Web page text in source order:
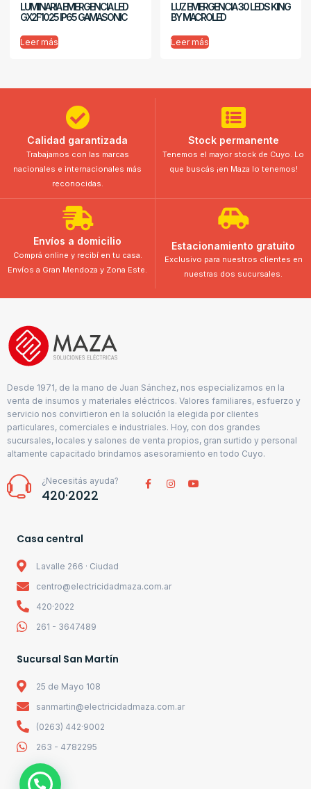
LUMINARIA EMERGENCIA LED
GX2F1025 IP65 GAMASONIC
Leer más
LUZ EMERGENCIA 30 LEDS KING
BY MACROLED
Leer más
Calidad garantizada
Trabajamos con las marcas
nacionales e internacionales más
reconocidas.
Stock permanente
Tenemos el mayor stock de Cuyo. Lo
que buscás ¡en Maza lo tenemos!
Envíos a domicilio
Comprá online y recibí en tu casa.
Envíos a Gran Mendoza y Zona Este.
Estacionamiento gratuito
Exclusivo para nuestros clientes en
nuestras dos sucursales.
Desde 1971, de la mano de Juan Sánchez, nos especializamos en la
venta de insumos y materiales eléctricos. Valores familiares, esfuerzo y
servicio nos convirtieron en la solución la elegida por clientes
particulares, comerciales e industriales. Hoy, con dos grandes
sucursales, locales y salones de venta propios, gran surtido y personal
altamente capacitado brindamos asesoramiento en todo Cuyo.
¿Necesitás ayuda?
420·2022
Casa central
Lavalle 266 · Ciudad
centro@electricidadmaza.com.ar
420·2022
261 - 3647489
Sucursal San Martín
25 de Mayo 108
sanmartin@electricidadmaza.com.ar
(0263) 442·9002
263 - 4782295